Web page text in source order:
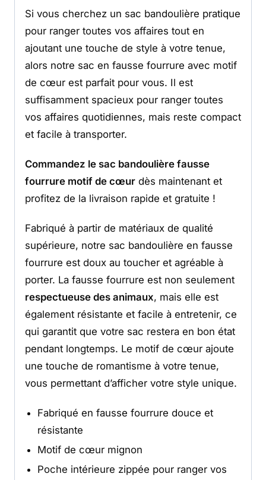
Si vous cherchez un sac bandoulière pratique
pour ranger toutes vos affaires tout en
ajoutant une touche de style à votre tenue,
alors notre sac en fausse fourrure avec motif
de cœur est parfait pour vous. Il est
suffisamment spacieux pour ranger toutes
vos affaires quotidiennes, mais reste compact
et facile à transporter.
Commandez le sac bandoulière fausse
fourrure motif de cœurdès maintenant et
profitez de la livraison rapide et gratuite !
Fabriqué à partir de matériaux de qualité
supérieure, notre sac bandoulière en fausse
fourrure est doux au toucher et agréable à
porter. La fausse fourrure est non seulement
respectueuse des animaux, mais elle est
également résistante et facile à entretenir, ce
qui garantit que votre sac restera en bon état
pendant longtemps. Le motif de cœur ajoute
une touche de romantisme à votre tenue,
vous permettant d’afficher votre style unique.
Fabriqué en fausse fourrure douce et
résistante
Motif de cœur mignon
Poche intérieure zippée pour ranger vos